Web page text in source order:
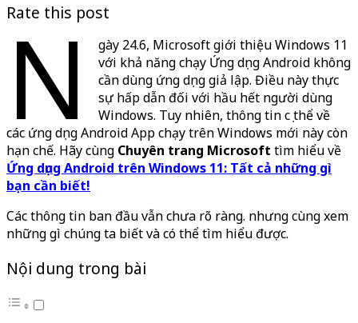
Rate this post
N
gày 24.6, Microsoft giới thiệu Windows 11
với khả năng chạy Ứng dụng Android không
cần dùng ứng dụng giả lập. Điều này thực
sự hấp dẫn đối với hầu hết người dùng
Windows. Tuy nhiên, thông tin cụ thể về
các ứng dụng Android App chạy trên Windows mới này còn
hạn chế. Hãy cùng Chuyên trang Microsoft tìm hiểu về
Ứng dụng Android trên Windows 11: Tất cả những gì
bạn cần biết!
Các thông tin ban đầu vẫn chưa rõ ràng. nhưng cùng xem
những gì chúng ta biết và có thể tìm hiểu được.
Nội dung trong bài